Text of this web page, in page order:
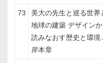
73
美大の先生と巡る世界
地球の建築 デザインか
読みなおす歴史と環境
岸本章